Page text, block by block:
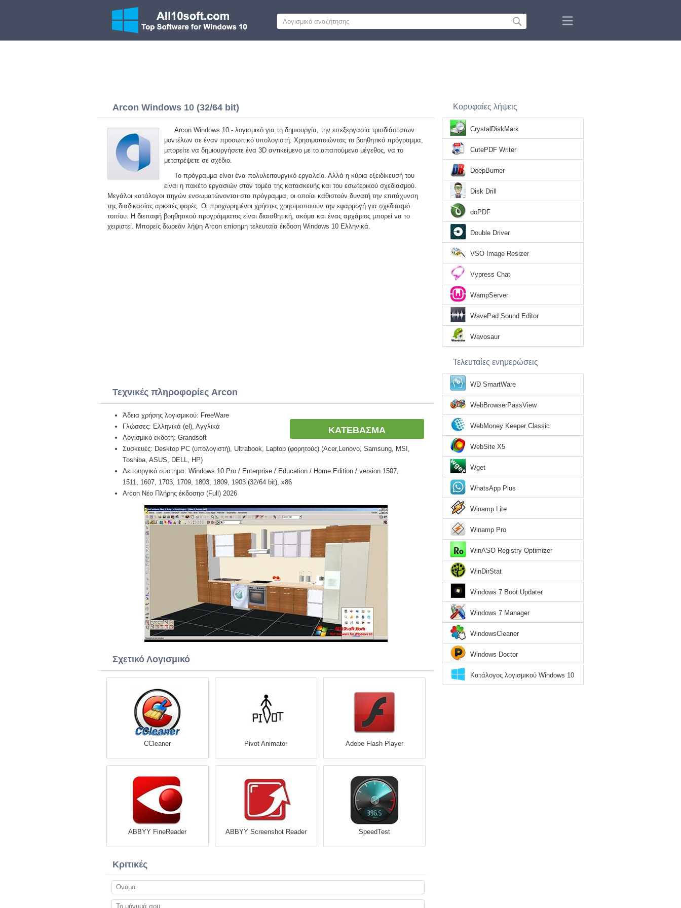
Arcon Windows 10 (32/64 bit)
Arcon Windows 10 - λογισμικό για τη δημιουργία, την επεξεργασία τρισδιάστατων
μοντέλων σε έναν προσωπικό υπολογιστή. Χρησιμοποιώντας το βοηθητικό πρόγραμμα,
μπορείτε να δημιουργήσετε ένα 3D αντικείμενο με το απαιτούμενο μέγεθος, να το
μετατρέψετε σε σχέδιο.
Το πρόγραμμα είναι ένα πολυλειτουργικό εργαλείο. Αλλά η κύρια εξειδίκευσή του
είναι η πακέτο εργασιών στον τομέα της κατασκευής και του εσωτερικού σχεδιασμού.
Μεγάλοι κατάλογοι πηγών ενσωματώνονται στο πρόγραμμα, οι οποίοι καθιστούν δυνατή την επιτάχυνση
της διαδικασίας αρκετές φορές. Οι προχωρημένοι χρήστες χρησιμοποιούν την εφαρμογή για σχεδιασμό
τοπίου. Η διεπαφή βοηθητικού προγράμματος είναι διαισθητική, ακόμα και ένας αρχάριος μπορεί να το
χειριστεί. Μπορείς δωρεάν λήψη Arcon επίσημη τελευταία έκδοση Windows 10 Ελληνικά.
Τεχνικές πληροφορίες Arcon
ΚΑΤΕΒΑΣΜΑ
Άδεια χρήσης λογισμικού: FreeWare
Γλώσσες: Ελληνικά (el), Αγγλικά
Λογισμικό εκδότη: Grandsoft
Συσκευές: Desktop PC (υπολογιστή), Ultrabook, Laptop (φορητούς) (Acer,Lenovo, Samsung, MSI,
Toshiba, ASUS, DELL, HP)
Λειτουργικό σύστημα: Windows 10 Pro / Enterprise / Education / Home Edition / version 1507,
1511, 1607, 1703, 1709, 1803, 1809, 1903 (32/64 bit), x86
Arcon Νέο Πλήρης έκδοσησ (Full) 2026
Σχετικό Λογισμικό
CCleaner Pivot Animator Adobe Flash Player
ABBYY FineReader ABBYY Screenshot Reader SpeedTest
Κριτικές
Κορυφαίες λήψεις
CrystalDiskMark
CutePDF Writer
DeepBurner
Disk Drill
doPDF
Double Driver
VSO Image Resizer
Vypress Chat
WampServer
WavePad Sound Editor
Wavosaur
Τελευταίες ενημερώσεις
WD SmartWare
WebBrowserPassView
WebMoney Keeper Classic
WebSite X5
Wget
WhatsApp Plus
Winamp Lite
Winamp Pro
WinASO Registry Optimizer
WinDirStat
Windows 7 Boot Updater
Windows 7 Manager
WindowsCleaner
Windows Doctor
Κατάλογος λογισμικού Windows 10